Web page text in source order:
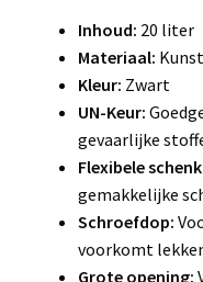
Inhoud: 20 liter
Materiaal:
Kleur: Zwart
UN-Keur:
gevaarlijke
Flexibele
gemakkelijke
Schroefdop:
voorkomt
Grote opening: